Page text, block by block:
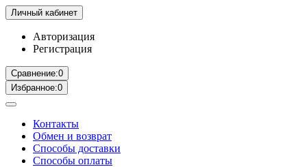
Личный кабинет
Авторизация
Регистрация
Сравнение:0
Избранное:0
Контакты
Обмен и возврат
Способы доставки
Способы оплаты